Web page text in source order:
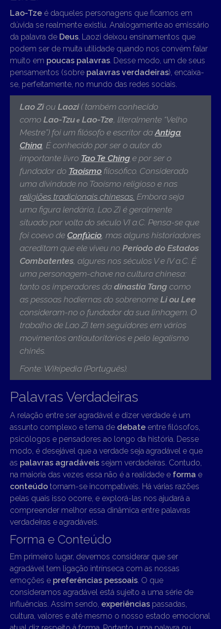
Lao-Tze é daqueles personagens que ficamos em
dúvida se realmente existiu. Analogamente ao emissário
da palavra de Deus, Laozi deixou ensinamentos que
podem ser de muita utilidade quando nos convém falar
muito em poucas palavras. Desse modo, um de seus
pensamentos (sobre palavras verdadeiras), encaixa-
se, perfeitamente, no mundo das redes sociais.
Lao Ziou Laozi( também conhecido
como Lao-Tzu e Lao-Tze, literalmente “Velho
Mestre”) foi um filósofo e escritor daAntiga
China. É conhecido por ser o autor do
importante livro Tao Te Ching e por ser o
fundador do Taoísmo filosófico. Considerado
uma divindade no Taoísmo religioso e nas
religiões tradicionais chinesas. Embora seja
uma figura lendária, Lao Zi é geralmente
situado por volta do século VI a.C. Pensa-se que
foi coevo de Confúcio, mas alguns historiadores
acreditam que ele viveu no Período do Estados
Combatentes, algures nos séculos V e IV a.C. É
uma personagem-chave na cultura chinesa:
tanto os imperadores da dinastia Tang como
as pessoas hodiernas do sobrenome Li ou Lee
consideram-no o fundador da sua linhagem. O
trabalho de Lao Zi tem seguidores em vários
movimentos antiautoritários e pelo legalismo
chinês.
Fonte: Wikipedia (Português).
Palavras Verdadeiras
A relação entre ser agradável e dizer verdade é um
assunto complexo e tema de debate entre filósofos,
psicólogos e pensadores ao longo da história. Desse
modo, é desejável que a verdade seja agradável e que
as palavras agradáveis sejam verdadeiras. Contudo,
na maioria das vezes essa não é a realidade e forma e
conteúdo tornam-se incompatíveis. Há várias razões
pelas quais isso ocorre, e explorá-las nos ajudará a
compreender melhor essa dinâmica entre palavras
verdadeiras e agradáveis.
Forma e Conteúdo
Em primeiro lugar, devemos considerar que ser
agradável tem ligação intrínseca com as nossas
emoções e preferências pessoais. O que
consideramos agradável está sujeito a uma série de
influências. Assim sendo, experiências passadas,
cultura, valores e até mesmo o nosso estado emocional